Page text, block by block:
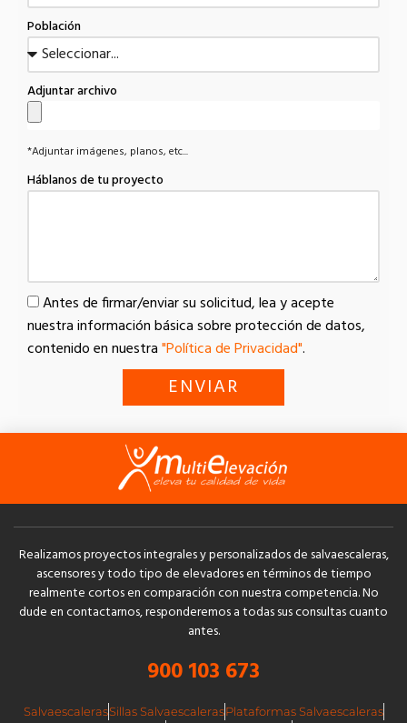
Población
Adjuntar archivo
*Adjuntar imágenes, planos, etc...
Háblanos de tu proyecto
Antes de firmar/enviar su solicitud, lea y acepte
nuestra información básica sobre protección de datos,
contenido en nuestra"Política de Privacidad".
ENVIAR
Realizamos proyectos integrales y personalizados de salvaescaleras,
ascensores y todo tipo de elevadores en términos de tiempo
realmente cortos en comparación con nuestra competencia. No
dude en contactarnos, responderemos a todas sus consultas cuanto
antes.
900 103 673
SalvaescalerasSillas SalvaescalerasPlataformas Salvaescaleras